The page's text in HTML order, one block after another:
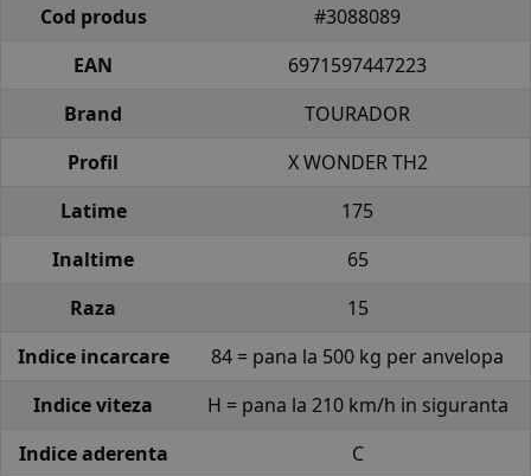
Cod produs
#3088089
EAN
6971597447223
Brand
TOURADOR
Profil
X WONDER TH2
Latime
175
Inaltime
65
Raza
15
Indice incarcare
84 = pana la 500 kg per anvelopa
Indice viteza
H = pana la 210 km/h in siguranta
Indice aderenta
C